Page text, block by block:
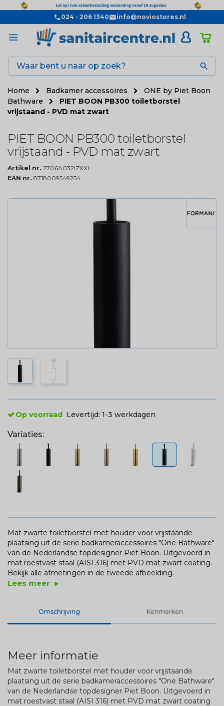
024 - 206 1340 info@noviostores.nl

Home Badkamer accessoires
ONE by Piet Boon
Bathware
PIET BOON PB300 toiletborstel
vrijstaand - PVD mat zwart
PIET BOON PB300 toiletborstel
vrijstaand - PVD mat zwart
Artikel nr. 2706A032IZXXL
EAN nr. 8718009549254
Op voorraad Levertijd: 1-3 werkdagen
Variaties:
Mat zwarte toiletborstel met houder voor vrijstaande
plaatsing uit de serie badkameraccessoires "One Bathware"
van de Nederlandse topdesigner Piet Boon. Uitgevoerd in
mat roestvast staal (AISI 316) met PVD mat zwart coating.
Bekijk alle afmetingen in de tweede afbeelding.
Lees meer play_arrow
Omschrijving Kenmerken
Meer informatie
Mat zwarte toiletborstel met houder voor vrijstaande
plaatsing uit de serie badkameraccessoires "One Bathware"
van de Nederlandse topdesigner Piet Boon. Uitgevoerd in
mat roestvast staal (AISI 316) met PVD mat zwart coating.